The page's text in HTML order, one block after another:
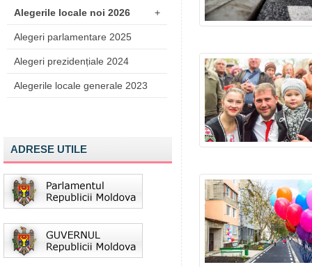
Alegerile locale noi 2026 +
Alegeri parlamentare 2025
Alegeri prezidențiale 2024
Alegerile locale generale 2023
ADRESE UTILE